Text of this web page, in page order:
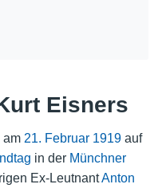
Eisners
am 21. Februar 1919auf
in der Münchner
Ex-LeutnantAnton